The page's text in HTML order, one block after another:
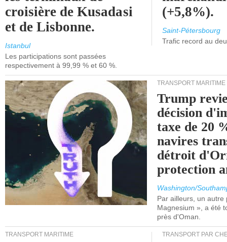
croisière de Kusadasi
et de Lisbonne.
Istanbul
Les participations sont passées
respectivement à 99,99 % et 60 %.
(+5,8%).
Saint-Pétersbourg
Trafic record au
TRANSPORT MARITIME
Trump
décision
taxe de 20
navires
détroit
protection
Washington/
Par ailleurs, un autre
Magnesium », a été
près d'Oman.
TRANSPORT MARITIME TRANSPORT PAR